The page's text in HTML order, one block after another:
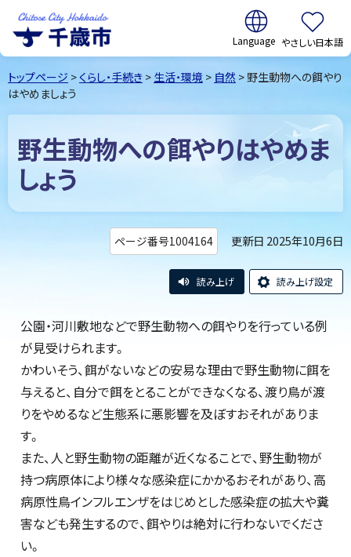
千歳市Chitose
City Hokkaido
翻訳:
やさしい日本語
トップページ > くらし・手続き > 生活・環境 > 自然 > 野生動物への餌やり
はやめましょう
野生動物への餌やりはやめま
しょう
ページ番号1004164 更新日 2025年10月6日
読み上げ 読み上げ設定
公園・河川敷地などで野生動物への餌やりを行っている例
が見受けられます。
かわいそう、餌がないなどの安易な理由で野生動物に餌を
与えると、自分で餌をとることができなくなる、渡り鳥が渡
りをやめるなど生態系に悪影響を及ぼすおそれがありま
す。
また、人と野生動物の距離が近くなることで、野生動物が
持つ病原体により様々な感染症にかかるおそれがあり、高
病原性鳥インフルエンザをはじめとした感染症の拡大や糞
害なども発生するので、餌やりは絶対に行わないでくださ
い。